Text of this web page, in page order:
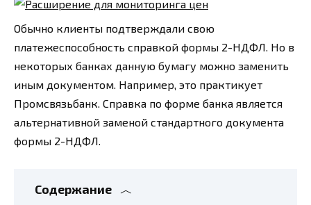
Обычно клиенты подтверждали свою
платежеспособность справкой формы 2-НДФЛ. Но в
некоторых банках данную бумагу можно заменить
иным документом. Например, это практикует
Промсвязьбанк. Справка по форме банка является
альтернативной заменой стандартного документа
формы 2-НДФЛ.
Содержание